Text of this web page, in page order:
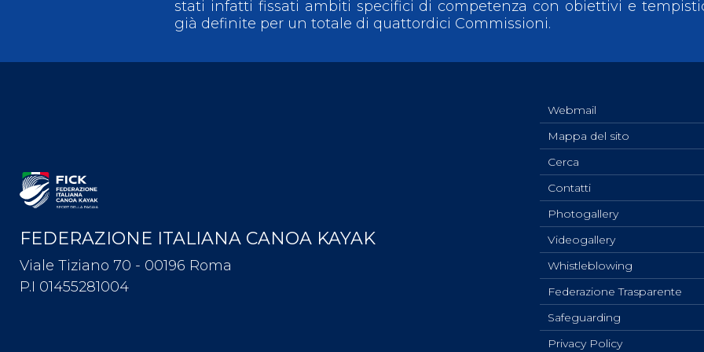
stati infatti fissati ambiti specifici di competenza con obiettivi e
già definite per un totale di quattordici Commissioni.
FEDERAZIONE ITALIANA CANOA KAYAK
Viale Tiziano 70 - 00196 Roma
P.I 01455281004
Webmail
Mappa del sito
Cerca
Contatti
Photogallery
Videogallery
Whistleblowing
Federazione Trasparente
Safeguarding
Privacy Policy